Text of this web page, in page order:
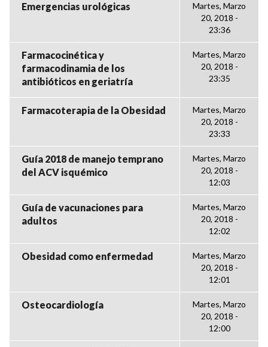
Emergencias urológicas
Martes, Marzo
20, 2018 -
23:36
Farmacocinética y
farmacodinamia de los
antibióticos en geriatría
Martes, Marzo
20, 2018 -
23:35
Farmacoterapia de la Obesidad
Martes, Marzo
20, 2018 -
23:33
Guía 2018 de manejo temprano
del ACV isquémico
Martes, Marzo
20, 2018 -
12:03
Guía de vacunaciones para
adultos
Martes, Marzo
20, 2018 -
12:02
Obesidad como enfermedad
Martes, Marzo
20, 2018 -
12:01
Osteocardiología
Martes, Marzo
20, 2018 -
12:00